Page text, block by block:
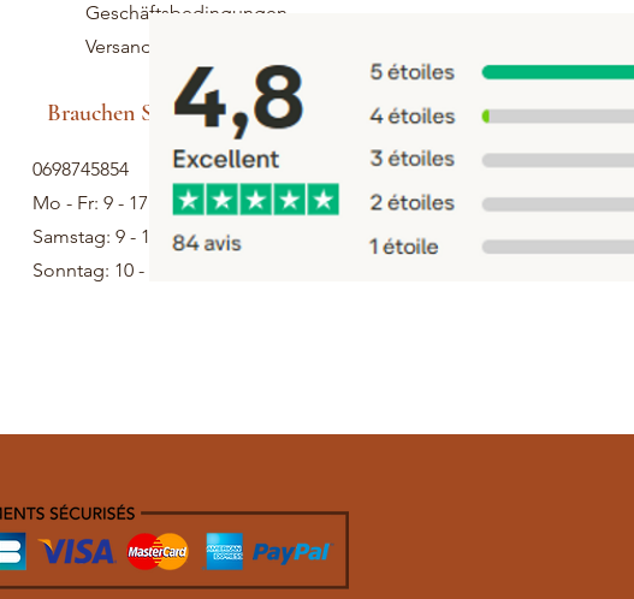
Geschäftsbedingungen
Versand und Rücksendungen
Brauchen Sie Hilfe
0698745854
Mo - Fr: 9 - 17 Uhr
Samstag: 9 - 13 Uhr
Sonntag: 10 - 12 Uhr